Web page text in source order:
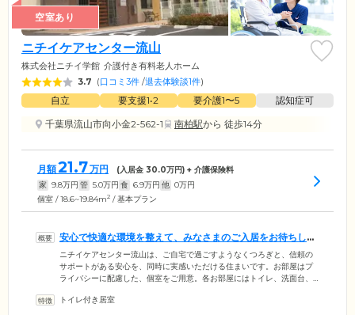
空室あり
ニチイケアセンター流山
株式会社ニチイ学館 介護付き有料老人ホーム
3.7 (口コミ3件 /退去体験談1件)
自立 要支援1•2 要介護1〜5
認知症可
千葉県流山市向小金2-562-1
南柏駅から 徒歩14分
月額21.7万円 (入居金 30.0万円) + 介護保険料
家 9.8万円 管 5.0万円 食 6.9万円 他 0万円
個室 / 18.6~19.84m2 / 基本プラン
安心で快適な環境を整えて、みなさまのご入居をお待ちして
います
ニチイケアセンター流山は、ご自宅で過ごすようなくつろぎと、信頼の
サポートがある安心を、同時に実感いただける住まいです。お部屋はプ
ライバシーに配慮した、個室をご用意。各お部屋にはトイレ、洗面台、
れた家具をお持ちいただくことも可能なため、ご自分らしい空間づくり
トイレ付き居室